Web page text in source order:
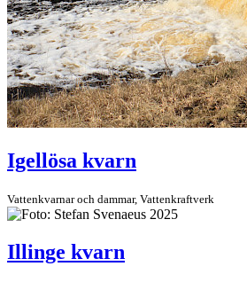
Igellösa kvarn
Vattenkvarnar och dammar, Vatten­kraftverk
Illinge kvarn